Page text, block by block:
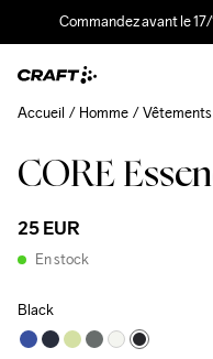
Commandez avant le
CORE
25 EUR
En stock
Black
Accueil Homme Vêtements